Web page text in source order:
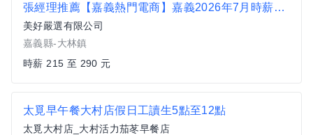
張經理推薦【嘉義熱門電商】嘉義2026年7月時薪最高290夜班
美好嚴選有限公司
嘉義縣-大林鎮
時薪 215 至 290 元
太覓早午餐大村店假日工讀生5點至12點
太覓大村店_大村活力茄苳早餐店